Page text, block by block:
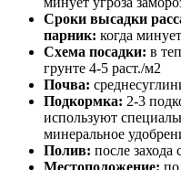
Сроки высадки
парник: когда
Схема посадки: в
грунте 4-5 раст./м2
Почва:
Подкормка: 2-3
используют
минеральное
Полив: после захода
Местоположение: